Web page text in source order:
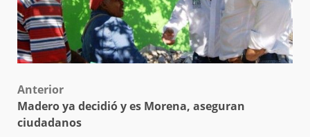
Post
navigation
Anterior
Madero ya decidió y es Morena, aseguran
ciudadanos